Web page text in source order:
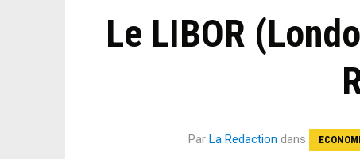
Le LIBOR
Par La Redaction dans